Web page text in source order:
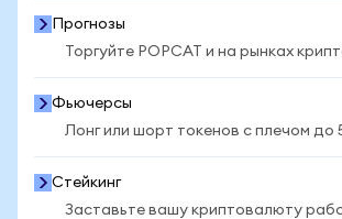
Прогнозы
Торгуйте POPCAT и на рынках
Фьючерсы
Лонг или шорт токенов с плечом до
Стейкинг
Заставьте вашу криптовалюту